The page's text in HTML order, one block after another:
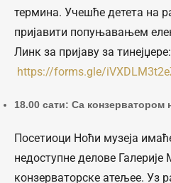
термина. Учешће детета на
пријавити попуњавањем
Линк за пријаву за тинејџере:
https://forms.gle/
18.00 сати: Са конзерватором
Посетиоци Ноћи музеја
недоступне делове Галерије
конзерваторске атељее. Уз